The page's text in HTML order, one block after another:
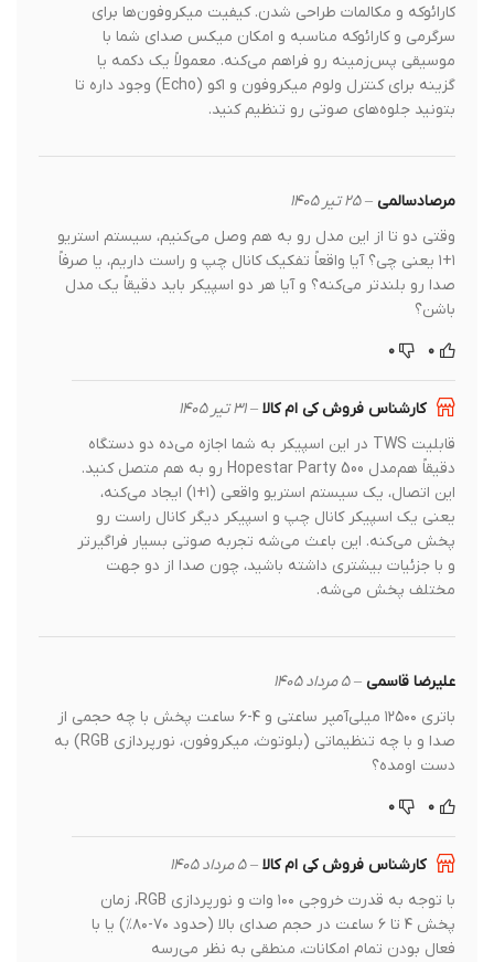
کارائوکه و مکالمات طراحی شدن. کیفیت میکروفون‌ها برای
سرگرمی و کارائوکه مناسبه و امکان میکس صدای شما با
موسیقی پس‌زمینه رو فراهم می‌کنه. معمولاً یک دکمه یا
گزینه برای کنترل ولوم میکروفون و اکو (Echo) وجود داره تا
بتونید جلوه‌های صوتی رو تنظیم کنید.
مرصادسالمی– ۲۵ تیر ۱۴۰۵
وقتی دو تا از این مدل رو به هم وصل می‌کنیم، سیستم استریو
۱+۱ یعنی چی؟ آیا واقعاً تفکیک کانال چپ و راست داریم، یا صرفاً
صدا رو بلندتر می‌کنه؟ و آیا هر دو اسپیکر باید دقیقاً یک مدل
باشن؟
کارشناس فروش کی ام کالا– ۳۱ تیر ۱۴۰۵
قابلیت TWS در این اسپیکر به شما اجازه می‌ده دو دستگاه
دقیقاً هم‌مدل Hopestar Party 500 رو به هم متصل کنید.
این اتصال، یک سیستم استریو واقعی (۱+۱) ایجاد می‌کنه،
یعنی یک اسپیکر کانال چپ و اسپیکر دیگر کانال راست رو
پخش می‌کنه. این باعث می‌شه تجربه صوتی بسیار فراگیرتر
و با جزئیات بیشتری داشته باشید، چون صدا از دو جهت
مختلف پخش می‌شه.
علیرضا قاسمی– ۵ مرداد ۱۴۰۵
باتری ۱۲۵۰۰ میلی‌آمپر ساعتی و ۴-۶ ساعت پخش با چه حجمی از
صدا و با چه تنظیماتی (بلوتوث، میکروفون، نورپردازی RGB) به
دست اومده؟
کارشناس فروش کی ام کالا– ۵ مرداد ۱۴۰۵
با توجه به قدرت خروجی ۱۰۰ وات و نورپردازی RGB، زمان
پخش ۴ تا ۶ ساعت در حجم صدای بالا (حدود ۷۰-۸۰٪) یا با
فعال بودن تمام امکانات، منطقی به نظر می‌رسه